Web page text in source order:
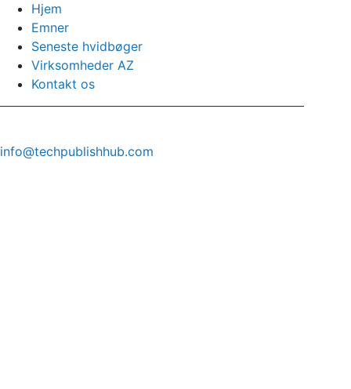
Hjem
Emner
Seneste hvidbøger
Virksomheder AZ
Kontakt os
info@techpublishhub.com